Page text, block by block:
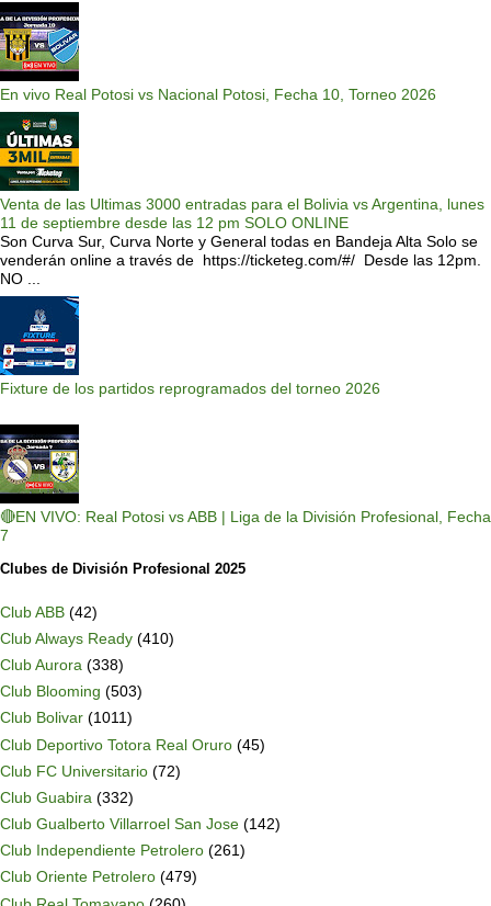
En vivo Real Potosi vs Nacional Potosi, Fecha 10, Torneo 2026
Venta de las Ultimas 3000 entradas para el Bolivia vs Argentina, lunes
11 de septiembre desde las 12 pm SOLO ONLINE
Son Curva Sur, Curva Norte y General todas en Bandeja Alta Solo se
venderán online a través de https://ticketeg.com/#/ Desde las 12pm.
NO ...
Fixture de los partidos reprogramados del torneo 2026
🔴EN VIVO: Real Potosi vs ABB | Liga de la División Profesional, Fecha
7
Clubes de División Profesional 2025
Club ABB (42)
Club Always Ready (410)
Club Aurora (338)
Club Blooming (503)
Club Bolivar (1011)
Club Deportivo Totora Real Oruro (45)
Club FC Universitario (72)
Club Guabira (332)
Club Gualberto Villarroel San Jose (142)
Club Independiente Petrolero (261)
Club Oriente Petrolero (479)